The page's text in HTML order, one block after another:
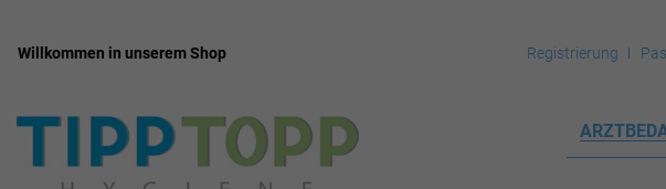
Zum
Willkommen in unserem Shop Registrierung